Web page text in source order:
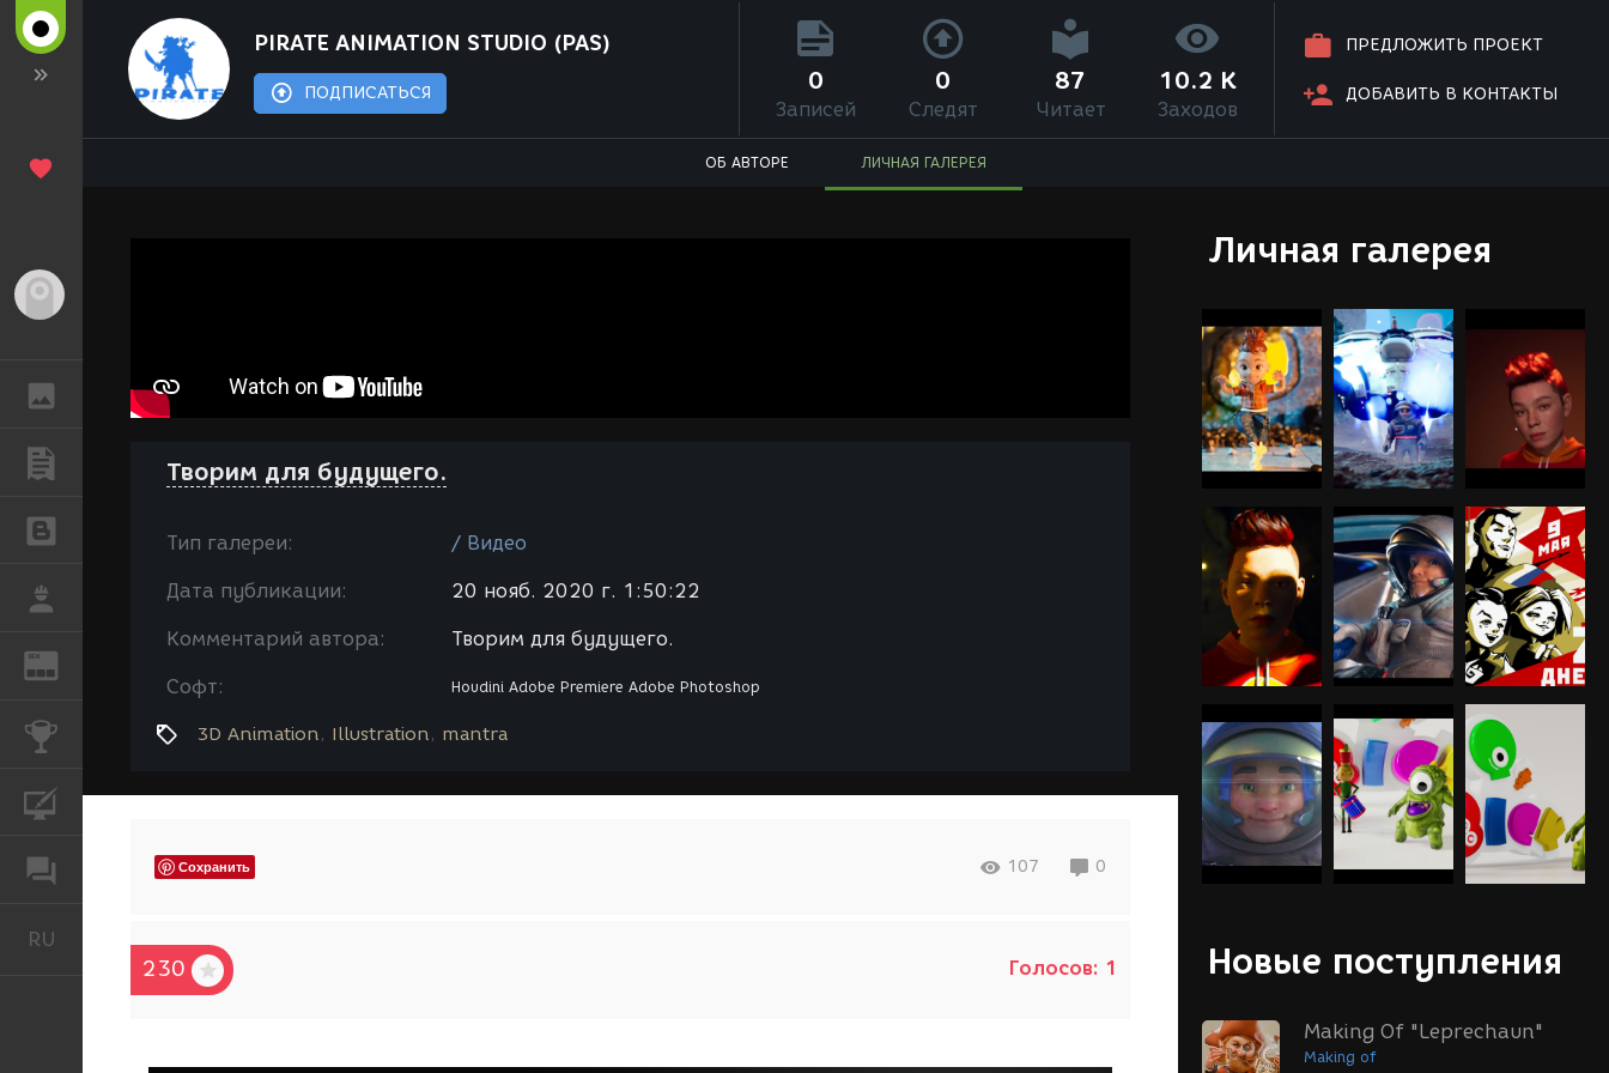
ГАЛЕРЕЯ
ПУБЛИКАЦИИ
REN
КОНКУРСЫ
КУРСЫ
RU
PIRATE ANIMATION STUDIO (PAS)
ПОДПИСАТЬСЯ
ПРЕДЛОЖИТЬ ПРОЕКТ
ДОБАВИТЬ В КОНТАКТЫ
0
Записей
0
Следят
87
Читает
10.2 K
Заходов
ОБ АВТОРЕ ЛИЧНАЯ ГАЛЕРЕЯ
Личная галерея
Новые поступления
Making Of "Leprechaun"
Making of
Творим для будущего.
Тип галереи: / Видео
Дата публикации: 20 нояб. 2020 г. 1:50:22
Комментарий автора: Творим для будущего.
Софт: HoudiniAdobe Premiere Adobe Photoshop
3D Animation Illustration mantra
Сохранить 107 0
230 Голосов: 1